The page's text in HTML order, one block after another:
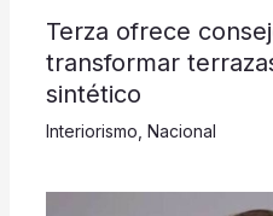
Terza ofrece
transformar
sintético
Interiorismo Nacional